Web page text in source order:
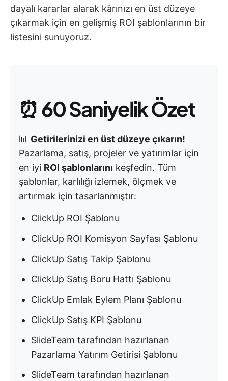
dayalı kararlar alarak kârınızı en üst düzeye
çıkarmak için en gelişmiş ROI şablonlarının bir
listesini sunuyoruz.
⏰60 Saniyelik Özet
📊 Getirilerinizi en üst düzeye çıkarın!
Pazarlama, satış, projeler ve yatırımlar için
en iyi ROI şablonlarını keşfedin. Tüm
şablonlar, karlılığı izlemek, ölçmek ve
artırmak için tasarlanmıştır:
ClickUp ROI Şablonu
ClickUp ROI Komisyon Sayfası Şablonu
ClickUp Satış Takip Şablonu
ClickUp Satış Boru Hattı Şablonu
ClickUp Emlak Eylem Planı Şablonu
ClickUp Satış KPI Şablonu
SlideTeam tarafından hazırlanan
Pazarlama Yatırım Getirisi Şablonu
SlideTeam tarafından hazırlanan